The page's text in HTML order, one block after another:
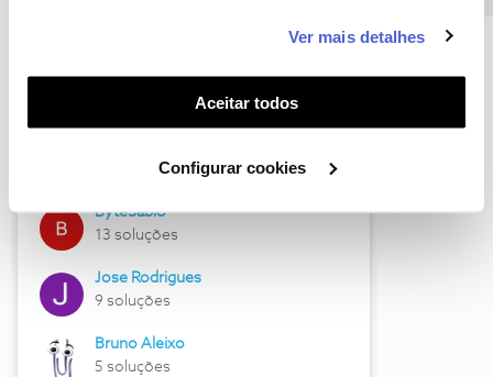
funcionalidades (cookies de personalização e
funcionalidade) e adaptar anúncios aos seus interesses
(cookies de publicidade personalizada). Pode gerir a
utilização dos cookies clicando em "Configurar
Ver mais detalhes
Aceitar todos
Configurar cookies
Hall of Fame de julho
17 soluções
ByteSábio
13 soluções
Jose Rodrigues
9 soluções
Bruno Aleixo
5 soluções